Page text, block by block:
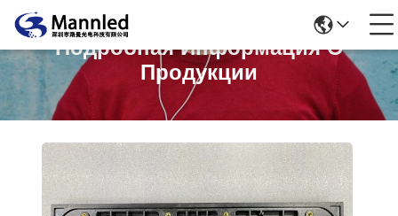
Подробная Информация О
Продукции